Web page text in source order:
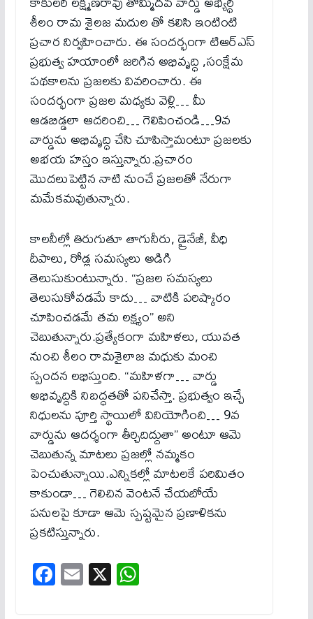
శీలం రామ శైలజ మదుల తో కలిసి ఇంటింటి
ప్రచార నిర్వహించారు. ఈ సందర్భంగా టిఆర్ఎస్
ప్రభుత్వ హయాంలో జరిగిన అభివృద్ధి ,సంక్షేమ
పథకాలను ప్రజలకు వివరించారు. ఈ
సందర్భంగా ప్రజల మధ్యకు వెళ్లి… మీ
ఆడబిడ్డలా ఆదరించి… గెలిపించండి…9వ
వార్డును అభివృద్ధి చేసి చూపిస్తామంటూ ప్రజలకు
అభయ హస్తం ఇస్తున్నారు.ప్రచారం
మొదలుపెట్టిన నాటి నుంచే ప్రజలతో నేరుగా
మమేకమవుతున్నారు.
కాలనీల్లో తిరుగుతూ తాగునీరు, డ్రైనేజీ, వీధి
దీపాలు, రోడ్ల సమస్యలు అడిగి
తెలుసుకుంటున్నారు. “ప్రజల సమస్యలు
తెలుసుకోవడమే కాదు… వాటికి పరిష్కారం
చూపించడమే తమ లక్ష్యం” అని
చెబుతున్నారు.ప్రత్యేకంగా మహిళలు, యువత
నుంచి శీలం రామశైలాజ మధుకు మంచి
స్పందన లభిస్తుంది. “మహిళగా… వార్డు
అభివృద్ధికి నిబద్ధతతో పనిచేస్తా. ప్రభుత్వం ఇచ్చే
నిధులను పూర్తి స్థాయిలో వినియోగించి… 9వ
వార్డును ఆదర్శంగా తీర్చిదిద్దుతా” అంటూ ఆమె
చెబుతున్న మాటలు ప్రజల్లో నమ్మకం
పెంచుతున్నాయి.ఎన్నికల్లో మాటలకే పరిమితం
కాకుండా… గెలిచిన వెంటనే చేయబోయే
పనులపై కూడా ఆమె స్పష్టమైన ప్రణాళికను
ప్రకటిస్తున్నారు.
Fa
ce
E
m
X W
ha